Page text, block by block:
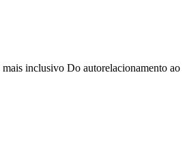
inclusivo Do autorelacionamento ao